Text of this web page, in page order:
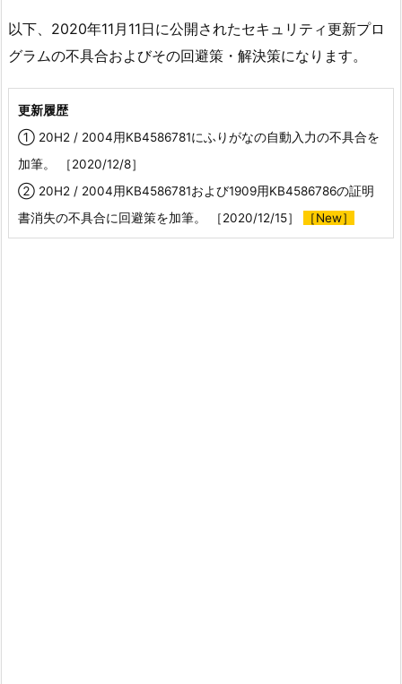
以下、2020年11月11日に公開されたセキュリティ更新プロ
グラムの不具合およびその回避策・解決策になります。
更新履歴
① 20H2 / 2004用KB4586781にふりがなの自動入力の不具合を
加筆。 ［2020/12/8］
② 20H2 / 2004用KB4586781および1909用KB4586786の証明
書消失の不具合に回避策を加筆。 ［2020/12/15］
［New］